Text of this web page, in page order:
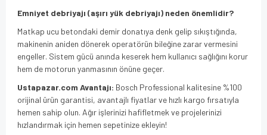
Emniyet debriyajı (aşırı yük debriyajı) neden önemlidir?
Matkap ucu betondaki demir donatıya denk gelip sıkıştığında,
makinenin aniden dönerek operatörün bileğine zarar vermesini
engeller. Sistem gücü anında keserek hem kullanıcı sağlığını korur
hem de motorun yanmasının önüne geçer.
Ustapazar.com Avantajı: Bosch Professional kalitesine %100
orijinal ürün garantisi, avantajlı fiyatlar ve hızlı kargo fırsatıyla
hemen sahip olun. Ağır işlerinizi hafifletmek ve projelerinizi
hızlandırmak için hemen sepetinize ekleyin!